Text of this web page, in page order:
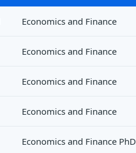
Economics and Finance
Economics and Finance
Economics and Finance
Economics and Finance
Economics and Finance PhD